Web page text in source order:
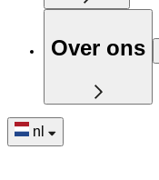
Over ons
nl